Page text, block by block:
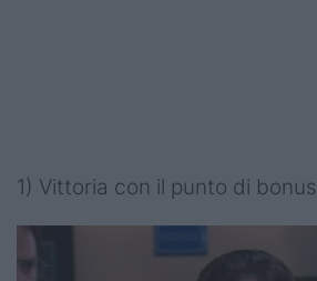
1) Vittoria con il punto di bonus